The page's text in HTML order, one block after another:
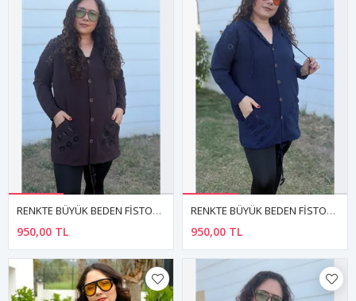
RENKTE BÜYÜK BEDEN FİSTOLU KOYU KAHVERENGİ GÖMLEK CEKET
950,00 TL
RENKTE BÜYÜK BEDEN FİSTOLU LACİVERT GÖMLEK CEKET
950,00 TL